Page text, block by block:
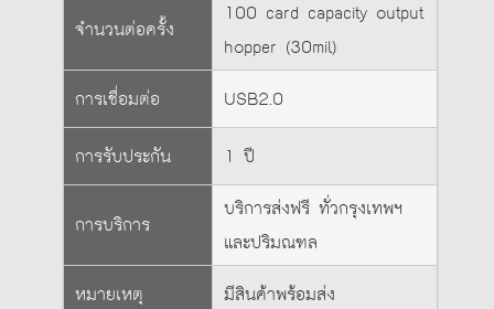
จำนวนต่อครั้ง
100 card capacity output
hopper (30mil)
การเชื่อมต่อ
USB2.0
การรับประกัน 1 ปี
การบริการ
บริการส่งฟรี ทั่วกรุงเทพฯ
และปริมณฑล
หมายเหตุ
มีสินค้าพร้อมส่ง